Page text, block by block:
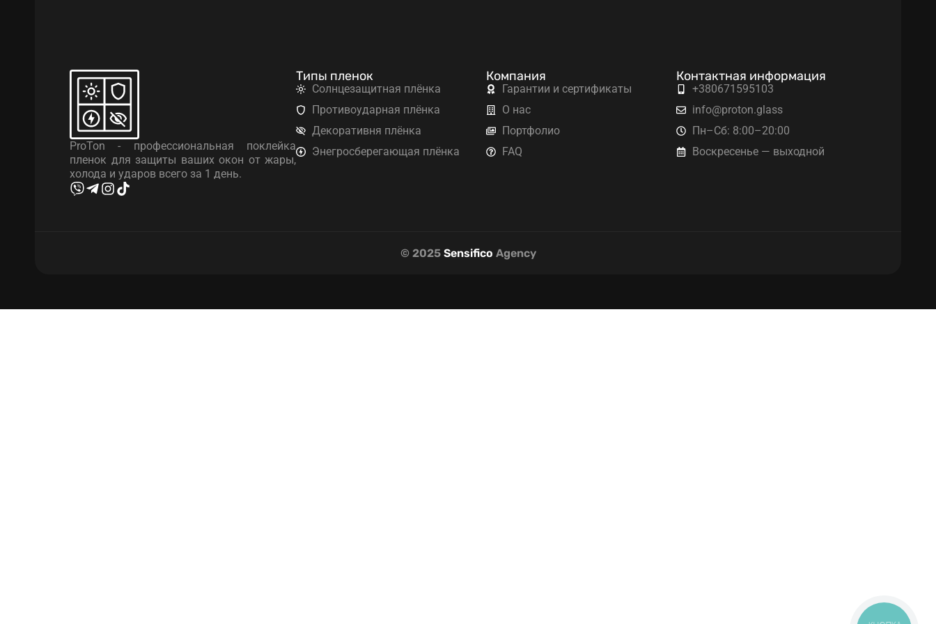
ProTon - профессиональная поклейка
пленок для защиты ваших окон от жары,
холода и ударов всего за 1 день.
Типы пленок
Солнцезащитная плёнка
Противоударная плёнка
Декоративня плёнка
Энегросберегающая плёнка
Компания
Гарантии и сертификаты
О нас
Портфолио
FAQ
Контактная информация
+380671595103
info@proton.glass
Пн–Сб: 8:00–20:00
Воскресенье — выходной
© 2025 Sensifico Agency